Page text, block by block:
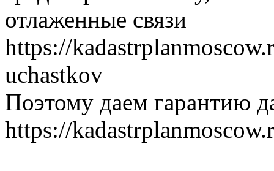
отлаженные связи
https://
uchastkov
Поэтому даем гарантию
https://